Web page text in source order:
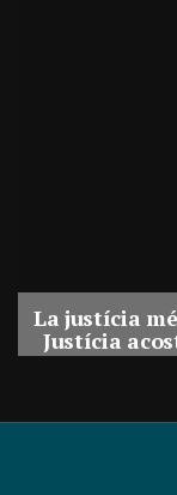
Esquerra
i adaptar